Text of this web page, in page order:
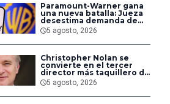
Paramount-Warner gana
una nueva batalla: Jueza
desestima demanda de
consumidores contra la
fusión
5 agosto, 2026
Christopher Nolan se
convierte en el tercer
director más taquillero de
todos los tiempos
5 agosto, 2026